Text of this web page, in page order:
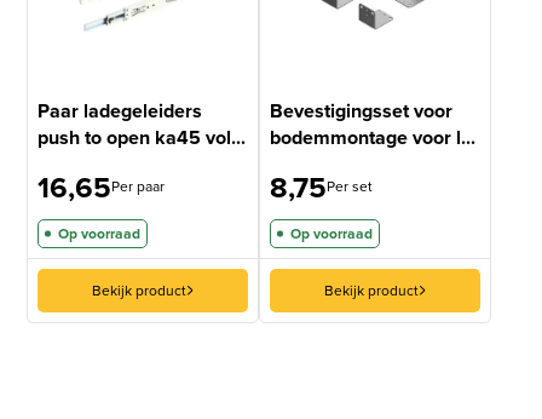
Paar ladegeleiders
push to open ka45 vol...
16,65Per paar
Op voorraad
Bekijk product
Bevestigingsset voor
bodemmontage voor l...
8,75Per set
Op voorraad
Bekijk product